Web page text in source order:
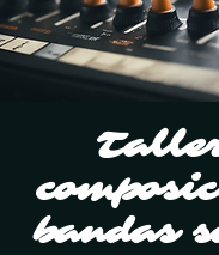
bandas